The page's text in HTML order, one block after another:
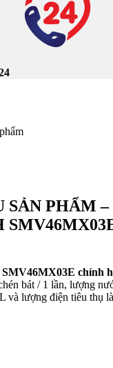
SẢN PHẨM
chính
bát / 1 lần, lượng
và lượng điện tiêu thụ